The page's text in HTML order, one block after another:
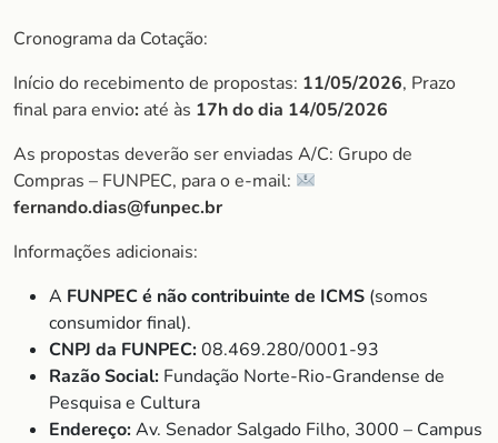
Cronograma da Cotação:
Início do recebimento de propostas: 11/05/2026, Prazo
final para envio: até às 17h do dia 14/05/2026
As propostas deverão ser enviadas A/C: Grupo de
Compras – FUNPEC, para o e-mail:
fernando.dias@funpec.br
Informações adicionais:
A FUNPEC é não contribuinte de ICMS (somos
consumidor final).
CNPJ da FUNPEC:08.469.280/0001-93
Razão Social: Fundação Norte-Rio-Grandense de
Pesquisa e Cultura
Endereço:Av. Senador Salgado Filho, 3000 – Campus